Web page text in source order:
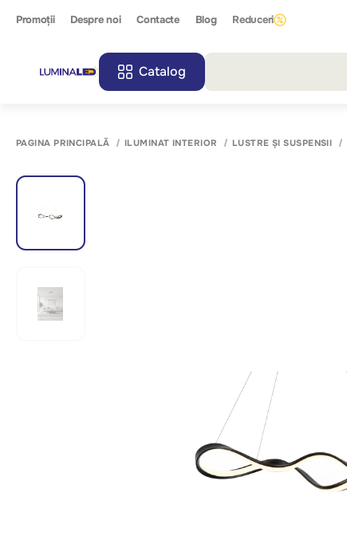
Promoții Despre noi Contacte Blog Reduceri
Catalog
PAGINA PRINCIPALĂ ILUMINAT INTERIOR LUSTRE ȘI SUSPENSII